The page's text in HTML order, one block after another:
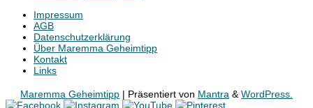
Impressum
AGB
Datenschutzerklärung
Über Maremma Geheimtipp
Kontakt
Links
Maremma Geheimtipp | Präsentiert von Mantra & WordPress.